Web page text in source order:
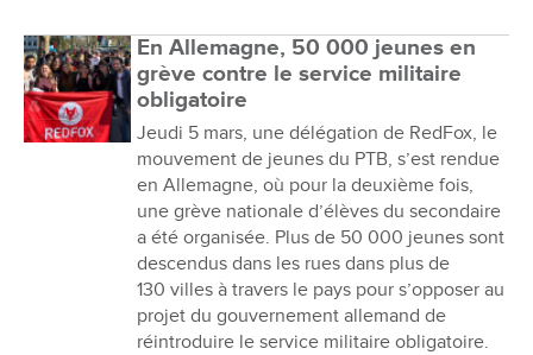
En Allemagne, 50 000 jeunes en
grève contre le service militaire
obligatoire
Jeudi 5 mars, une délégation de RedFox, le
mouvement de jeunes du PTB, s’est rendue
en Allemagne, où pour la deuxième fois,
une grève nationale d’élèves du secondaire
a été organisée. Plus de 50 000 jeunes sont
descendus dans les rues dans plus de
130 villes à travers le pays pour s’opposer au
projet du gouvernement allemand de
réintroduire le service militaire obligatoire.